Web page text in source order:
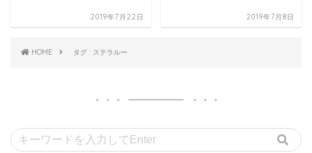
2019年7月22日 2019年7月8日
HOME タグ : ステラルー